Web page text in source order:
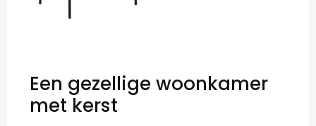
Een gezellige woonkamer
met kerst